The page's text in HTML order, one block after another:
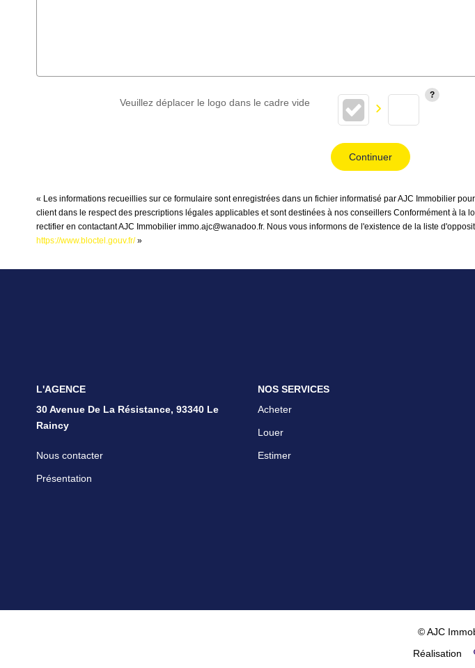
Veuillez déplacer le logo dans le cadre vide
Continuer
« Les informations recueillies sur ce formulaire sont enregistrées dans un fichier informatisé par AJC Immobilier
client dans le respect des prescriptions légales applicables et sont destinées à nos conseillers Conformément à
rectifier en contactant AJC Immobilier immo.ajc@wanadoo.fr. Nous vous informons de l'existence de la liste
https://www.bloctel.gouv.fr/»
L'AGENCE
30 Avenue De La Résistance, 93340 Le
Raincy
Nous contacter
Présentation
NOS SERVICES
Acheter
Louer
Estimer
© AJC
Réalisation